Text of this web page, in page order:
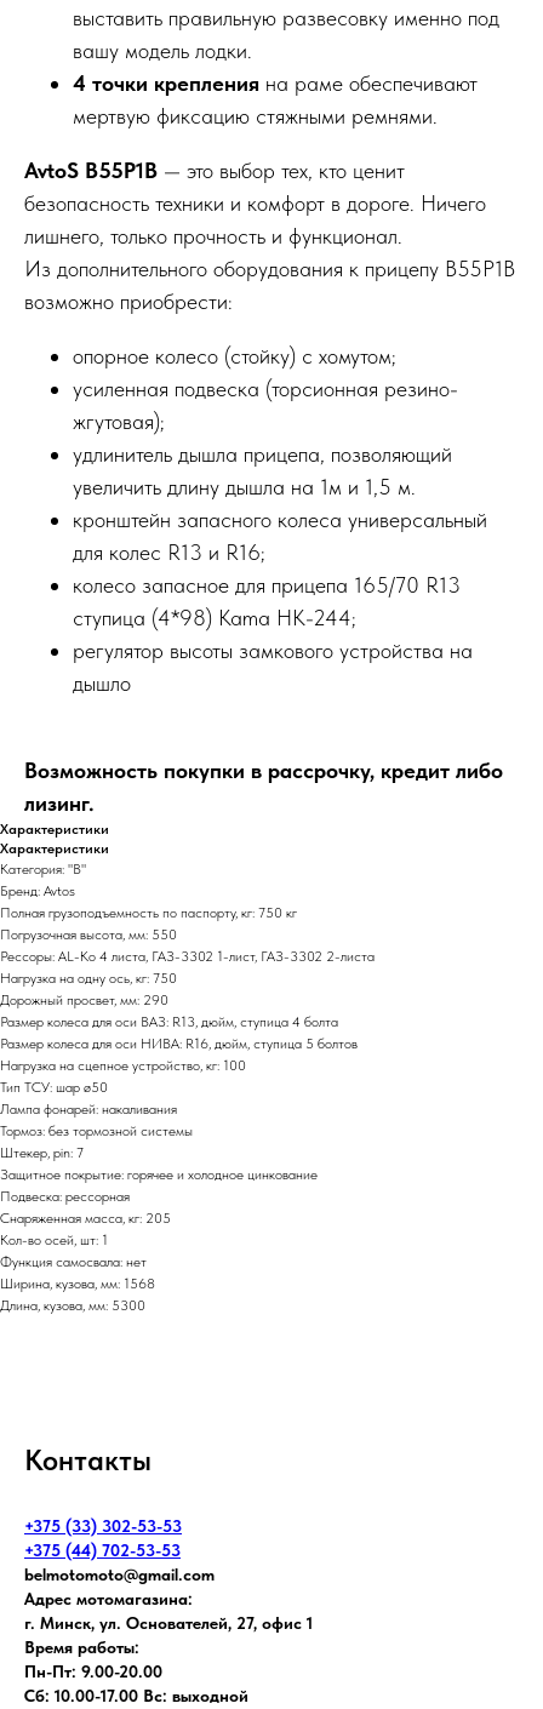
выставить правильную развесовку именно под
вашу модель лодки.
4 точки крепления на раме обеспечивают
мертвую фиксацию стяжными ремнями.
AvtoS B55P1B — это выбор тех, кто ценит
безопасность техники и комфорт в дороге. Ничего
лишнего, только прочность и функционал.
Из дополнительного оборудования к прицепу B55P1B
возможно приобрести:
опорное колесо (стойку) с хомутом;
усиленная подвеска (торсионная резино-
жгутовая);
удлинитель дышла прицепа, позволяющий
увеличить длину дышла на 1м и 1,5 м.
кронштейн запасного колеса универсальный
для колес R13 и R16;
колесо запасное для прицепа 165/70 R13
ступица (4*98) Kama HK-244;
регулятор высоты замкового устройства на
дышло
Возможность покупки в рассрочку, кредит либо
лизинг.
Характеристики
Характеристики
Категория: "В"
Бренд: Avtos
Полная грузоподъемность по паспорту, кг: 750 кг
Погрузочная высота, мм: 550
Рессоры: AL-Ko 4 листа, ГАЗ-3302 1-лист, ГАЗ-3302 2-листа
Нагрузка на одну ось, кг: 750
Дорожный просвет, мм: 290
Размер колеса для оси ВАЗ: R13, дюйм, ступица 4 болта
Размер колеса для оси НИВА: R16, дюйм, ступица 5 болтов
Нагрузка на сцепное устройство, кг: 100
Тип ТСУ: шар ø50
Лампа фонарей: накаливания
Тормоз: без тормозной системы
Штекер, pin: 7
Защитное покрытие: горячее и холодное цинкование
Подвеска: рессорная
Снаряженная масса, кг: 205
Кол-во осей, шт: 1
Функция самосвала: нет
Ширина, кузова, мм: 1568
Длина, кузова, мм: 5300
Контакты
+375 (33) 302-53-53
+375 (44) 702-53-53
belmotomoto@gmail.com
Адрес мотомагазина:
г. Минск, ул. Основателей, 27, офис 1
Время работы:
Пн-Пт: 9.00-20.00
Сб: 10.00-17.00 Вс: выходной